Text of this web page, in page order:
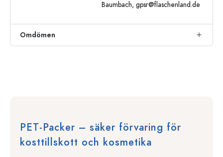
Baumbach, gpsr@flaschenland.de
Omdömen
PET-Packer – säker förvaring för
kosttillskott och kosmetika